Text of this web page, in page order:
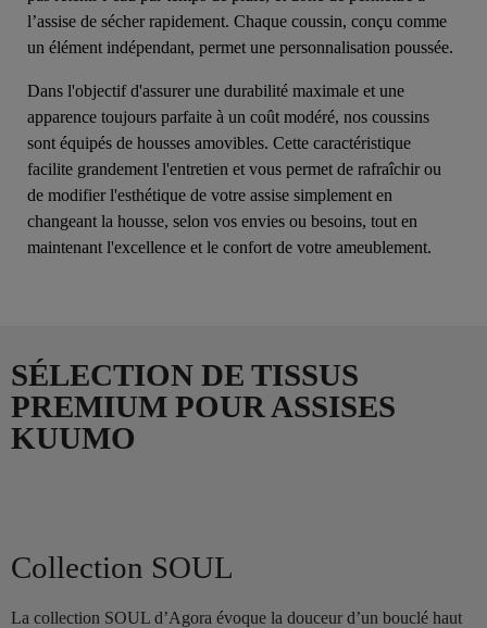
l’assise de sécher rapidement. Chaque coussin, conçu comme
un élément indépendant, permet une personnalisation poussée.
Dans l'objectif d'assurer une durabilité maximale et une
apparence toujours parfaite à un coût modéré, nos coussins
sont équipés de housses amovibles. Cette caractéristique
facilite grandement l'entretien et vous permet de rafraîchir ou
de modifier l'esthétique de votre assise simplement en
changeant la housse, selon vos envies ou besoins, tout en
maintenant l'excellence et le confort de votre ameublement.
SÉLECTION DE TISSUS
PREMIUM POUR ASSISES
KUUMO
Collection SOUL
La collection SOUL d’Agora évoque la douceur d’un bouclé haut